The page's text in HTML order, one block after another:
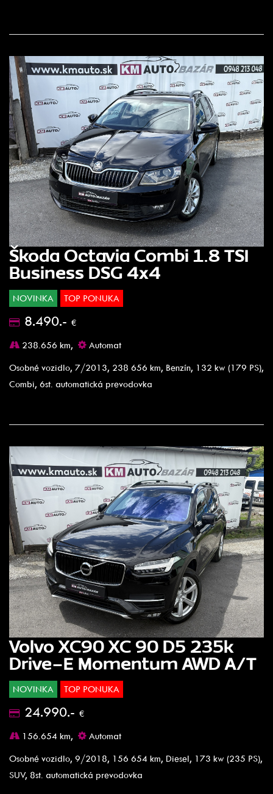
Škoda Octavia Combi 1.8 TSI
Business DSG 4x4
NOVINKA TOP PONUKA
8.490.- €
238.656 km,
Automat
Osobné vozidlo, 7/2013, 238 656 km, Benzín, 132 kw (179 PS),
Combi, 6st. automatická prevodovka
Volvo XC90 XC 90 D5 235k
Drive-E Momentum AWD A/T
NOVINKA TOP PONUKA
24.990.- €
156.654 km,
Automat
Osobné vozidlo, 9/2018, 156 654 km, Diesel, 173 kw (235 PS),
SUV, 8st. automatická prevodovka